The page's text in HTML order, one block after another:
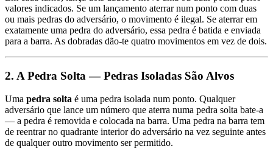
valores indicados. Se um lançamento aterrar num ponto com duas
ou mais pedras do adversário, o movimento é ilegal. Se aterrar em
exatamente uma pedra do adversário, essa pedra é batida e enviada
para a barra. As dobradas dão-te quatro movimentos em vez de dois.
2. A Pedra Solta — Pedras Isoladas São Alvos
Uma pedra solta é uma pedra isolada num ponto. Qualquer
adversário que lance um número que aterra numa pedra solta bate-a
— a pedra é removida e colocada na barra. Uma pedra na barra tem
de reentrar no quadrante interior do adversário na vez seguinte antes
de qualquer outro movimento ser permitido.